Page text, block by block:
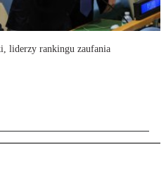
liderzy rankingu zaufania